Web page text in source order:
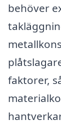
behöver
faktorer,